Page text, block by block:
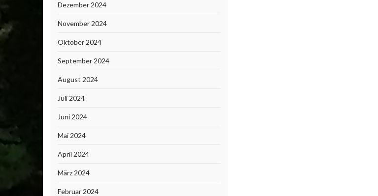
Dezember 2024
November 2024
Oktober 2024
September 2024
August 2024
Juli 2024
Juni 2024
Mai 2024
April 2024
März 2024
Februar 2024